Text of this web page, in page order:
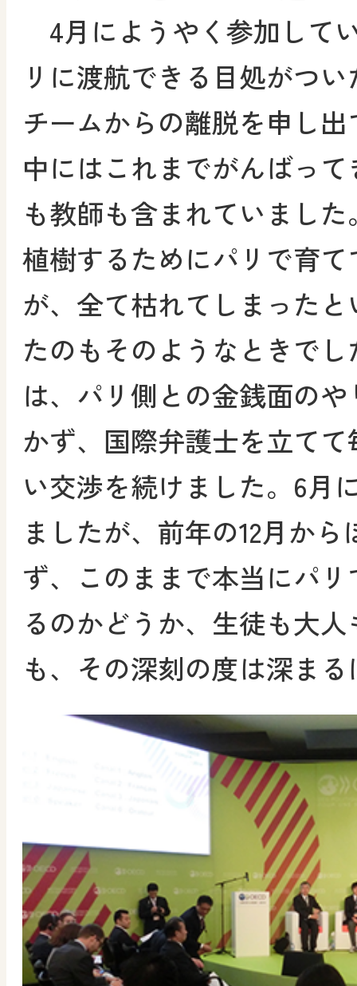
4月にようやく参加して
リに渡航できる目処がつ
チームからの離脱を申し
中にはこれまでがんばっ
も教師も含まれていまし
植樹するためにパリで育
が、全て枯れてしまった
たのもそのようなときで
は、パリ側との金銭面の
かず、国際弁護士を立て
い交渉を続けました。6月
ましたが、前年の12月か
ず、このままで本当にパ
るのかどうか、生徒も大
も、その深刻の度は深ま